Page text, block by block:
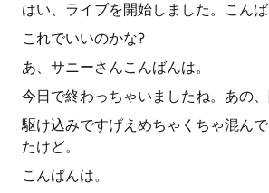
はい、ライブを開始しました。こんば
これでいいのかな?
あ、サニーさんこんばんは。
今日で終わっちゃいましたね。あの、
駆け込みですげえめちゃくちゃ混ん
たけど。
こんばんは。